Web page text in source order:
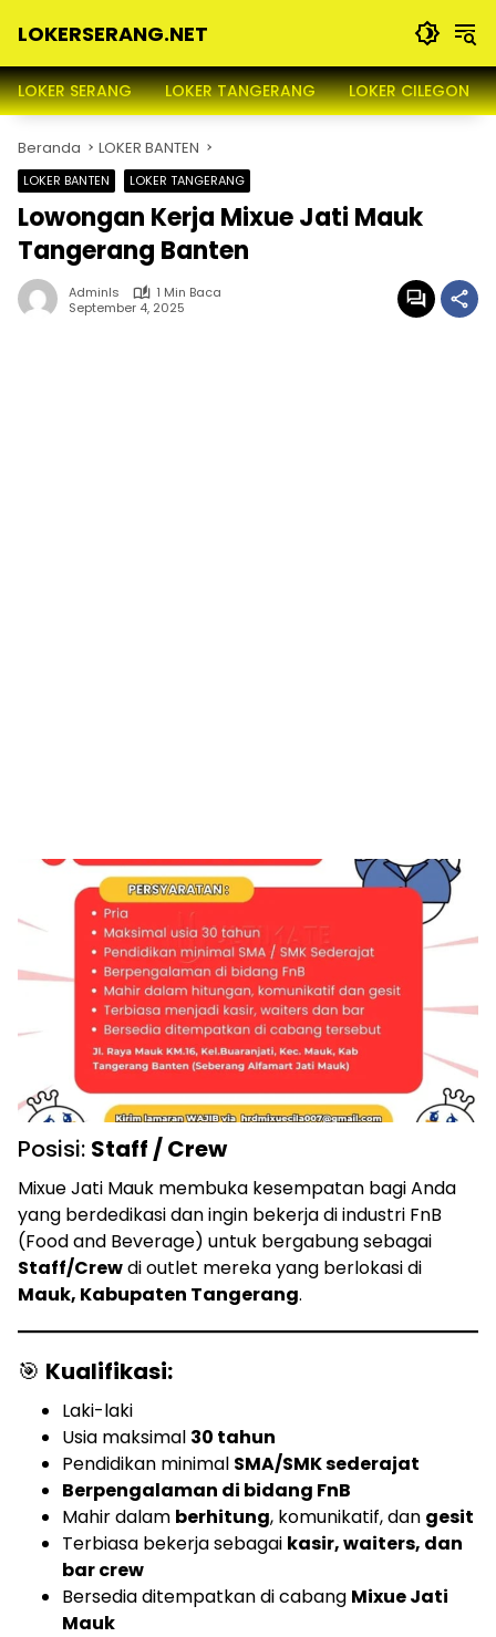
LOKERSERANG.NET
Lowongan
Kerja
dan
Sekitarnya
LOKER SERANG LOKER TANGERANG LOKER CILEGON
Beranda LOKER BANTEN
LOKER BANTEN LOKER TANGERANG
Lowongan Kerja Mixue Jati Mauk
Tangerang Banten
Adminls
1 Min Baca
September 4, 2025
Posisi: Staff / Crew
Mixue Jati Mauk membuka kesempatan bagi Anda
yang berdedikasi dan ingin bekerja di industri FnB
(Food and Beverage) untuk bergabung sebagai
Staff/Crewdi outlet mereka yang berlokasi di
Mauk, Kabupaten Tangerang.
🎯 Kualifikasi:
Laki-laki
Usia maksimal 30 tahun
Pendidikan minimal SMA/SMK sederajat
Berpengalaman di bidang FnB
Mahir dalam berhitung, komunikatif, dan gesit
Terbiasa bekerja sebagai kasir, waiters, dan
bar crew
Bersedia ditempatkan di cabang Mixue Jati
Mauk